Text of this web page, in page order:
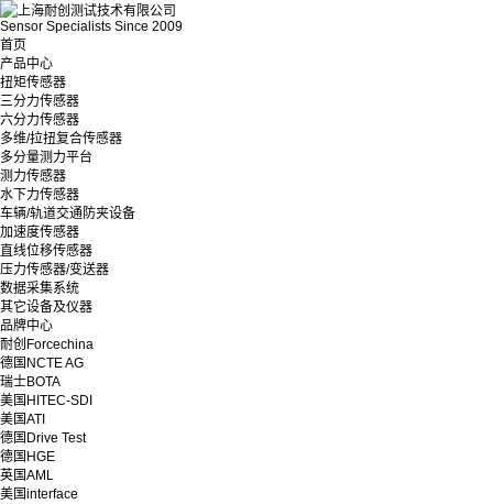
Sensor Specialists Since 2009
首页
产品中心
扭矩传感器
三分力传感器
六分力传感器
多维/拉扭复合传感器
多分量测力平台
测力传感器
水下力传感器
车辆/轨道交通防夹设备
加速度传感器
直线位移传感器
压力传感器/变送器
数据采集系统
其它设备及仪器
品牌中心
耐创Forcechina
德国NCTE AG
瑞士BOTA
美国HITEC-SDI
美国ATI
德国Drive Test
德国HGE
英国AML
美国interface